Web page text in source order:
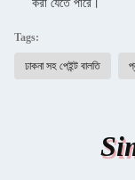
করা যেতে পারে।
Tags:
ঢাকনা সহ পেইন্ট বালতি